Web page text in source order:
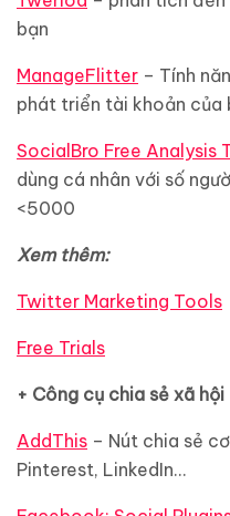
bạn
ManageFlitter – Tính
phát triển tài khoản của
SocialBro Free Analysis
dùng cá nhân với số
<5000
Xem thêm:
Twitter Marketing Tools
Free Trials
+ Công cụ chia sẻ xã hội
AddThis – Nút chia sẻ
Pinterest, LinkedIn…